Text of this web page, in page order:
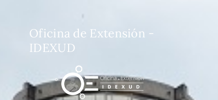
Oficina de Extensión -
IDEXUD